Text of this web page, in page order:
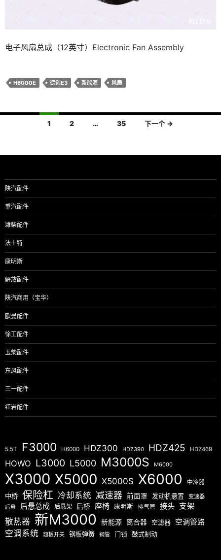
电子风扇总成（12英寸）Electronic Fan Assembly
H6000E 德创E3 新能源 风扇
导
1 2 … 35 下一个 →
陕汽配件
重汽配件
潍柴配件
法士特
康明斯
解放配件
陕汽商用（宝华）
欧曼配件
徐工配件
玉柴配件
东风配件
三一配件
红岩配件
5.5T F3000 H6000 HDZ300 HDZ390 HDZ425 HDZ469
HOWO L3000 L5000 M3000S M6000
X3000 X5000 X5000S X6000 中冷器
中桥 保险杠 冷却系统 减速器 前面罩 发动机悬置 变速器
后悬 后悬总成 后悬架 后桥 座椅 康明斯 排气管 接头 支架
散热器 新M3000 新能源 离合器 空滤器 空调管路
空调系统 翘板开关 钢板弹簧 钢管 门锁 鼓式制动